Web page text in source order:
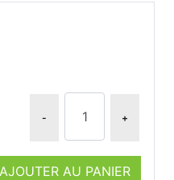
- +
AJOUTER AU PANIER